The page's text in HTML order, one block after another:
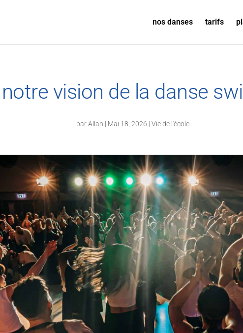
nos danses tarifs
vision de la danse
parAllan | Mai 18, 2026 | Vie de l'école